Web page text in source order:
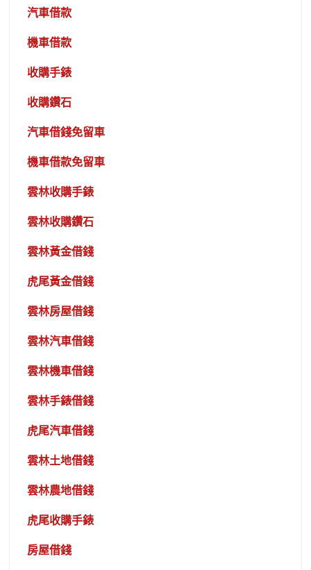
汽車借款
機車借款
收購手錶
收購鑽石
汽車借錢免留車
機車借款免留車
雲林收購手錶
雲林收購鑽石
雲林黃金借錢
虎尾黃金借錢
雲林房屋借錢
雲林汽車借錢
雲林機車借錢
雲林手錶借錢
虎尾汽車借錢
雲林土地借錢
雲林農地借錢
虎尾收購手錶
房屋借錢